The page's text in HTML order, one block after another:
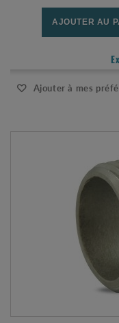
AJOUTER AU
Ajouter à mes